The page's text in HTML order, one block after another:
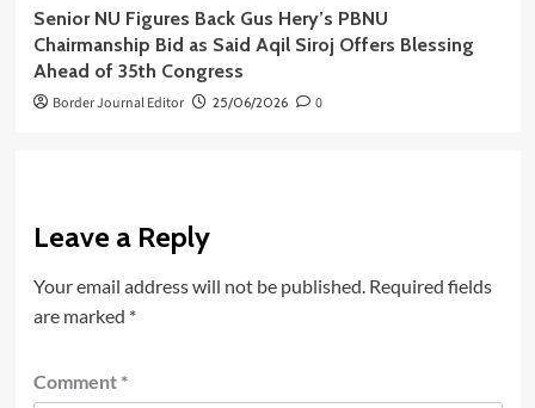
Senior NU Figures Back Gus Hery’s PBNU
Chairmanship Bid as Said Aqil Siroj Offers Blessing
Ahead of 35th Congress
Border Journal Editor 25/06/2026 0
Leave a Reply
Your email address will not be published. Required fields
are marked *
Comment *